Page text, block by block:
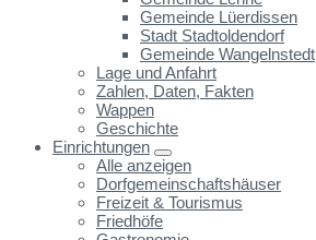
Gemeinde Lüerdissen
Stadt Stadtoldendorf
Gemeinde Wangelnstedt
Lage und Anfahrt
Zahlen, Daten, Fakten
Wappen
Geschichte
Einrichtungen
Alle anzeigen
Dorfgemeinschaftshäuser
Freizeit & Tourismus
Friedhöfe